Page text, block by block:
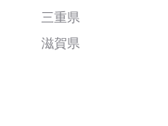
三重県
滋賀県